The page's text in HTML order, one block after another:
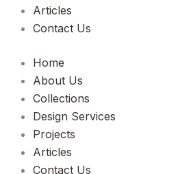
Articles
Contact Us
Home
About Us
Collections
Design Services
Projects
Articles
Contact Us